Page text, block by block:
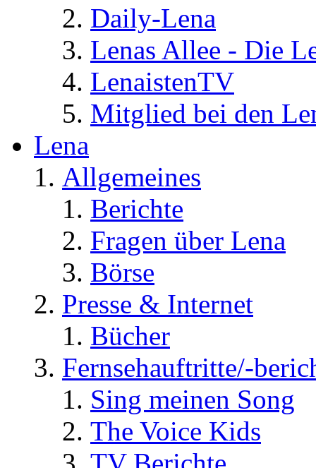
Daily-Lena
Lenas Allee - Die
LenaistenTV
Mitglied bei den
Lena
Allgemeines
Berichte
Fragen über Lena
Börse
Presse & Internet
Bücher
Fernsehauftritte/-
Sing meinen Song
The Voice Kids